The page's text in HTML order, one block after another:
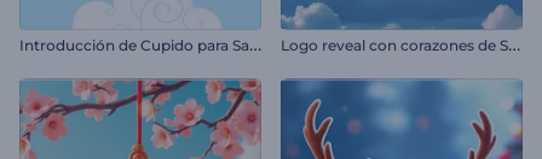
I
ntroducción de Cupido para San Valentín L
ogo reveal con corazones de San Valentín